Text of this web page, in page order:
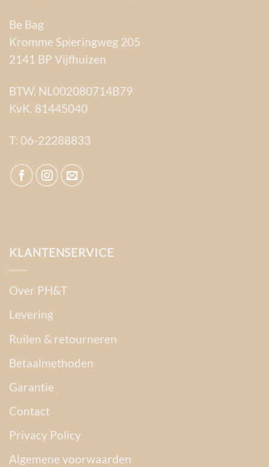
Be Bag
Kromme Spieringweg 205
2141 BP Vijfhuizen
BTW. NL002080714B79
KvK. 81445040
T: 06-22288833
KLANTENSERVICE
Over PH&T
Levering
Ruilen & retourneren
Betaalmethoden
Garantie
Contact
Privacy Policy
Algemene voorwaarden